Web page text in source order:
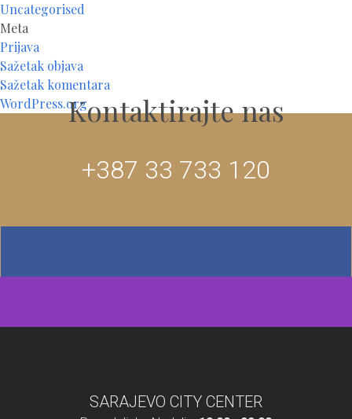
Uncategorised
Meta
Prijava
Sažetak objava
Sažetak komentara
WordPress.orgKontaktirajte nas
+387 33 733 120
SARAJEVO CITY CENTER